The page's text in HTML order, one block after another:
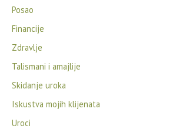
Posao
Financije
Zdravlje
Talismani i amajlije
Skidanje uroka
Iskustva mojih klijenata
Uroci